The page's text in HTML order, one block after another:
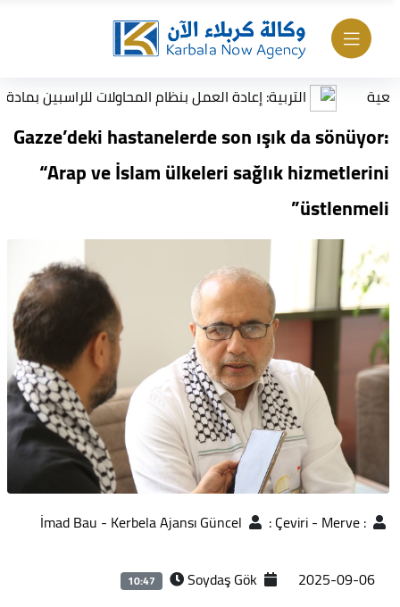
التربية: إعادة العمل بنظام المحاولات للراسبين بمادة أو
Gazze’deki hastanelerde son ışık da sönüyor:
“Arap ve İslam ülkeleri sağlık hizmetlerini
üstlenmeli”
İmad Bau - Kerbela Ajansı Güncel :Çeviri - Merve
Soydaş Gök 2025-09-06
10:47